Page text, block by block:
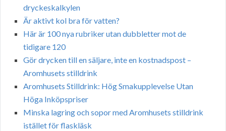
dryckeskalkylen
Är aktivt kol bra för vatten?
Här är 100 nya rubriker utan dubbletter mot de
tidigare 120
Gör drycken till en säljare, inte en kostnadspost –
Aromhusets stilldrink
Aromhusets Stilldrink: Hög Smakupplevelse Utan
Höga Inköpspriser
Minska lagring och sopor med Aromhusets stilldrink
istället för flaskläsk